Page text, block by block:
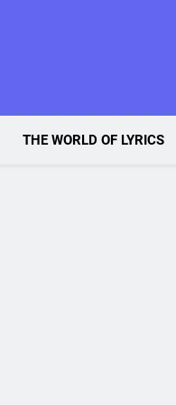
THE WORLD OF LYRICS